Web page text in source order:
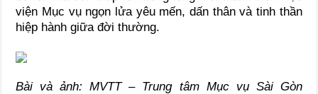
viện Mục vụ ngọn lửa yêu mến, dấn thân và tinh thần
hiệp hành giữa đời thường.
Bài và ảnh: MVTT – Trung tâm Mục vụ Sài Gòn